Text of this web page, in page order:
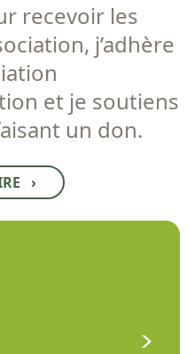
recevoir les
j’adhère
et je soutiens
un don.
›